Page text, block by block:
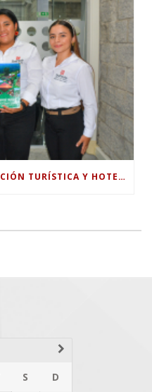
PROGRAMA DE ADMINISTRACIÓN TURÍSTICA Y HOTELERA DE LA UNIVERSIDAD PILOTO ENTREGA DOCUMENTO TÉCNICO PARA FORTALECER EL TURISMO RURAL EN GUABINAL.
S D